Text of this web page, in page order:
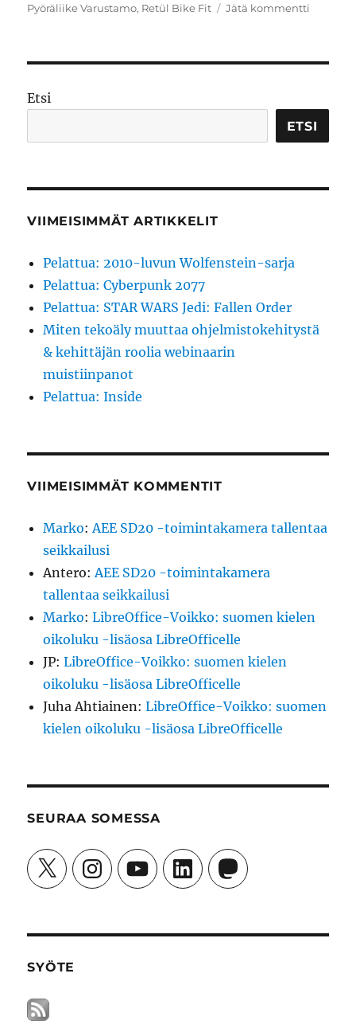
Pyöräliike Varustamo, Retül Bike Fit Jätä kommentti
Etsi
ETSI
VIIMEISIMMÄT ARTIKKELIT
Pelattua: 2010-luvun Wolfenstein-sarja
Pelattua: Cyberpunk 2077
Pelattua: STAR WARS Jedi: Fallen Order
Miten tekoäly muuttaa ohjelmistokehitystä
& kehittäjän roolia webinaarin
muistiinpanot
Pelattua: Inside
VIIMEISIMMÄT KOMMENTIT
Marko:AEE SD20 -toimintakamera tallentaa
seikkailusi
Antero:AEE SD20 -toimintakamera
tallentaa seikkailusi
Marko:LibreOffice-Voikko: suomen kielen
oikoluku -lisäosa LibreOfficelle
JP:LibreOffice-Voikko: suomen kielen
oikoluku -lisäosa LibreOfficelle
Juha Ahtiainen:LibreOffice-Voikko: suomen
kielen oikoluku -lisäosa LibreOfficelle
SEURAA SOMESSA
X InstagramYouTubeLinkedInMastodon
SYÖTE